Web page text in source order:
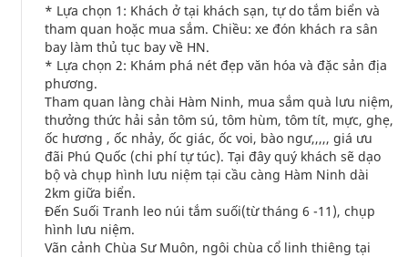
* Lựa chọn 1: Khách ở tại khách sạn, tự do tắm biển và
tham quan hoặc mua sắm. Chiều: xe đón khách ra sân
bay làm thủ tục bay về HN.
* Lựa chọn 2: Khám phá nét đẹp văn hóa và đặc sản địa
phương.
Tham quan làng chài Hàm Ninh, mua sắm quà lưu niệm,
thưởng thức hải sản tôm sú, tôm hùm, tôm tít, mực, ghẹ,
ốc hương , ốc nhảy, ốc giác, ốc voi, bào ngư,,,,, giá ưu
đãi Phú Quốc (chi phí tự túc). Tại đây quý khách sẽ dạo
bộ và chụp hình lưu niệm tại cầu càng Hàm Ninh dài
2km giữa biển.
Đến Suối Tranh leo núi tắm suối(từ tháng 6 -11), chụp
hình lưu niệm.
Vãn cảnh Chùa Sư Muôn, ngôi chùa cổ linh thiêng tại